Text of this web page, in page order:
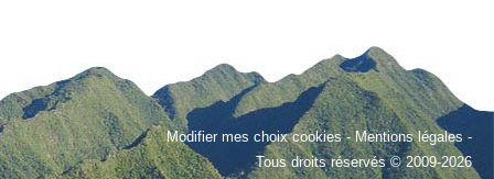
Modifier mes choix cookies-Mentions légales -
Tous droits réservés © 2009-2026